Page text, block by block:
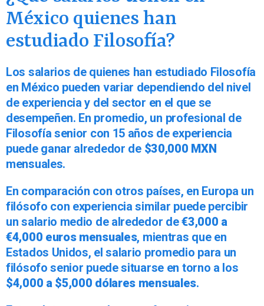
México quienes han
estudiado Filosofía?
Los salarios de quienes han estudiado Filosofía
en México pueden variar dependiendo del nivel
de experiencia y del sector en el que se
desempeñen. En promedio, un profesional de
Filosofía senior con 15 años de experiencia
puede ganar alrededor de $30,000 MXN
mensuales.
En comparación con otros países, en Europa un
filósofo con experiencia similar puede percibir
un salario medio de alrededor de€3,000 a
€4,000 euros mensuales, mientras que en
Estados Unidos, el salario promedio para un
filósofo senior puede situarse en torno a los
$4,000 a $5,000 dólares mensuales.